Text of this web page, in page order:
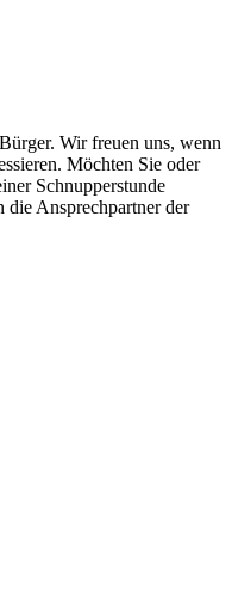
Wir freuen uns, wenn
Möchten Sie oder
Schnupperstunde
die Ansprechpartner der